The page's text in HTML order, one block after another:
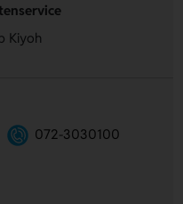
Kiyoh
072-3030100